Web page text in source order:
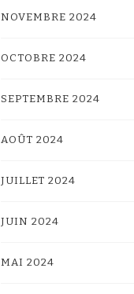
NOVEMBRE 2024
OCTOBRE 2024
SEPTEMBRE 2024
AOÛT 2024
JUILLET 2024
JUIN 2024
MAI 2024